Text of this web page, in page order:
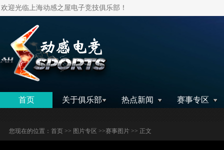
欢迎光临上海动感之屋电子竞技俱乐部！
首页 关于俱乐部 热点新闻 赛事专区
您现在的位置： 首页 >> 图片专区 >>赛事图片 >> 正文